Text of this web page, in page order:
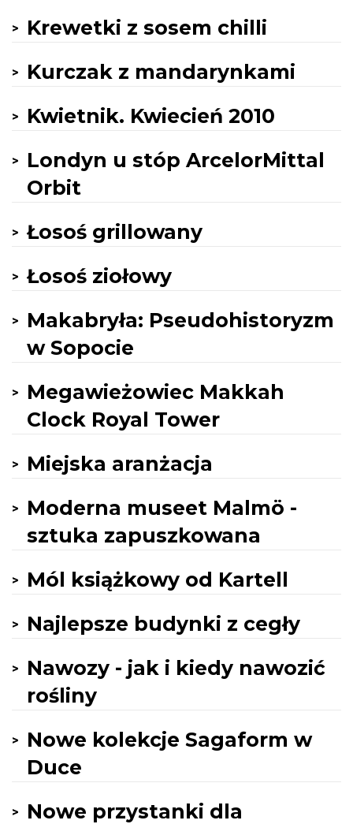
Krewetki z sosem chilli
Kurczak z mandarynkami
Kwietnik. Kwiecień 2010
Londyn u stóp ArcelorMittal
Orbit
Łosoś grillowany
Łosoś ziołowy
Makabryła: Pseudohistoryzm
w Sopocie
Megawieżowiec Makkah
Clock Royal Tower
Miejska aranżacja
Moderna museet Malmö -
sztuka zapuszkowana
Mól książkowy od Kartell
Najlepsze budynki z cegły
Nawozy - jak i kiedy nawozić
rośliny
Nowe kolekcje Sagaform w
Duce
Nowe przystanki dla